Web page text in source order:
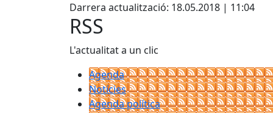
Darrera actualització: 18.05.2018 | 11:04
RSS
L'actualitat a un clic
Agenda
Notícies
Agenda política